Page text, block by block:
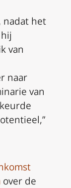
nadat het
van
naar
van
over de